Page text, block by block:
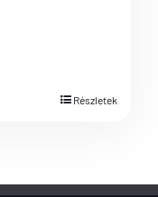
Részletek